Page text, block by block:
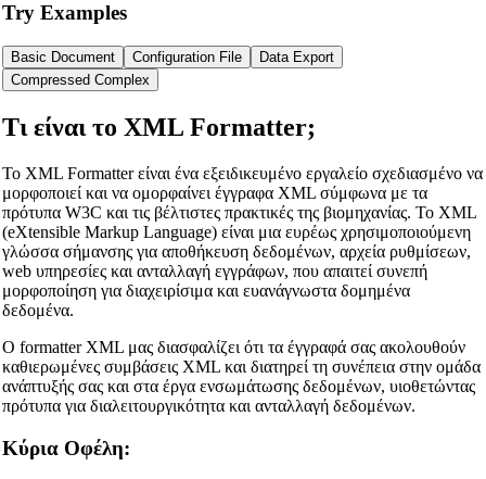
Try Examples
Basic Document Configuration File
Data Export
Compressed Complex
Τι είναι το XML Formatter;
Το XML Formatter είναι ένα εξειδικευμένο εργαλείο σχεδιασμένο να
μορφοποιεί και να ομορφαίνει έγγραφα XML σύμφωνα με τα
πρότυπα W3C και τις βέλτιστες πρακτικές της βιομηχανίας. Το XML
(eXtensible Markup Language) είναι μια ευρέως χρησιμοποιούμενη
γλώσσα σήμανσης για αποθήκευση δεδομένων, αρχεία ρυθμίσεων,
web υπηρεσίες και ανταλλαγή εγγράφων, που απαιτεί συνεπή
μορφοποίηση για διαχειρίσιμα και ευανάγνωστα δομημένα
δεδομένα.
Ο formatter XML μας διασφαλίζει ότι τα έγγραφά σας ακολουθούν
καθιερωμένες συμβάσεις XML και διατηρεί τη συνέπεια στην ομάδα
ανάπτυξής σας και στα έργα ενσωμάτωσης δεδομένων, υιοθετώντας
πρότυπα για διαλειτουργικότητα και ανταλλαγή δεδομένων.
Κύρια Οφέλη: